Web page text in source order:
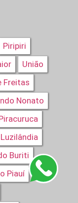
Piripiri
União
Freitas
Nonato
Luzilândia
Buriti
Piauí